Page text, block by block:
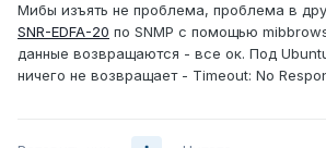
Мибы изъять не проблема, проблема в
SNR-EDFA-20 по SNMP с помощью
данные возвращаются - все ок. Под
ничего не возвращает - Timeout: No